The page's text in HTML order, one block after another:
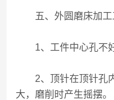
五、外圆磨床加工
1、工件中心孔不好
2、顶针在顶针孔内
大，磨削时产生摇摆。